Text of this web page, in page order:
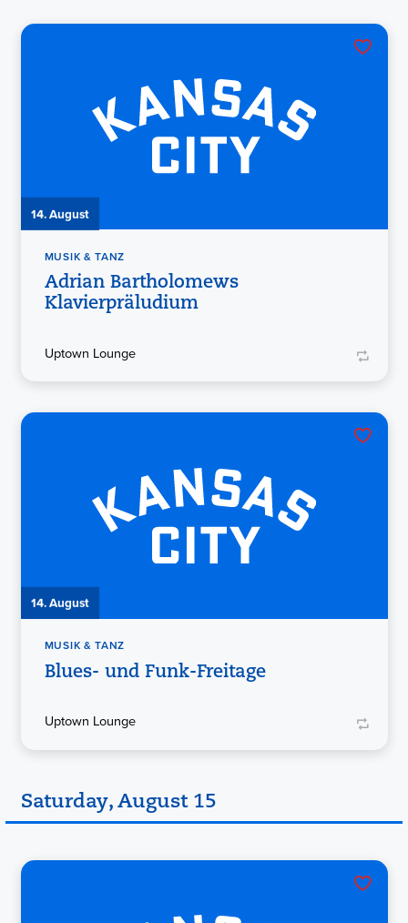
14. August
MUSIK & TANZ
Adrian Bartholomews
Klavierpräludium
Uptown Lounge
14. August
MUSIK & TANZ
Blues- und Funk-Freitage
Uptown Lounge
Saturday, August 15